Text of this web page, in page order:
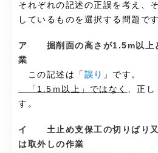
それぞれの記述の正誤を考え、
しているものを選択する問題です
ア 掘削面の高さが1.5m以上
業
この記述は「 誤り
」です。
「1.5ｍ以上」ではなく
、正し
す。
イ 土止め支保工の切りばり又
は取外しの作業